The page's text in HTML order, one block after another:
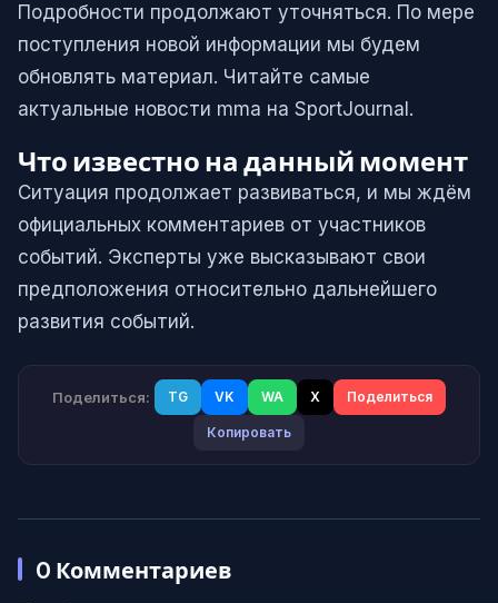
Подробности продолжают уточняться. По мере
поступления новой информации мы будем
обновлять материал. Читайте самые
актуальные новости mma на SportJournal.
Что известно на данный момент
Ситуация продолжает развиваться, и мы ждём
официальных комментариев от участников
событий. Эксперты уже высказывают свои
предположения относительно дальнейшего
развития событий.
Поделиться: TG VK WA X Поделиться
Копировать
0 Комментариев